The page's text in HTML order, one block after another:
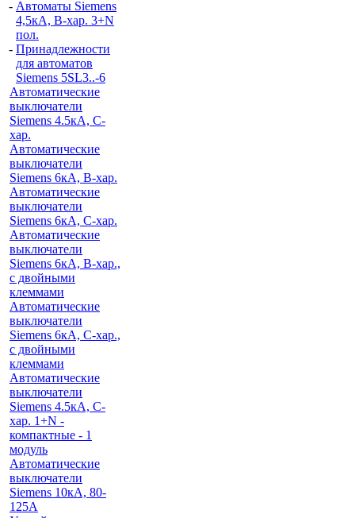
- Автоматы Siemens
4,5кА, B-хар. 3+N
пол.
- Принадлежности
для автоматов
Siemens 5SL3..-6
Автоматические
выключатели
Siemens 4.5кА, C-
хар.
Автоматические
выключатели
Siemens 6кА, B-хар.
Автоматические
выключатели
Siemens 6кА, С-хар.
Автоматические
выключатели
Siemens 6кА, B-хар.,
с двойными
клеммами
Автоматические
выключатели
Siemens 6кА, C-хар.,
с двойными
клеммами
Автоматические
выключатели
Siemens 4.5кА, C-
хар. 1+N -
компактные - 1
модуль
Автоматические
выключатели
Siemens 10кА, 80-
125A